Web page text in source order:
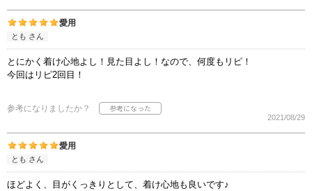
愛用
とも さん
とにかく着け心地よし！見た目よし！なので、何度もリピ！
今回はリピ2回目！
参考になりましたか？
2021/08/29
愛用
とも さん
ほどよく、目がくっきりとして、着け心地も良いです♪